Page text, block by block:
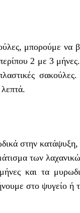
μπορούμε
2 με 3
στην
των
και τα
στο ψυγείο ή